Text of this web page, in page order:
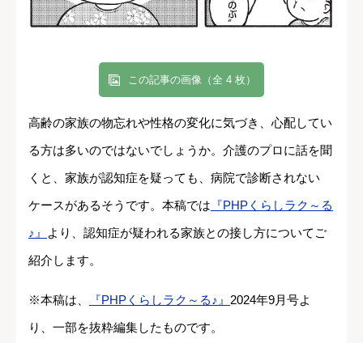
この記事の画像（全 4 枚）
高齢の家族の物忘れや性格の変化に気づき、心配してい
る方は多いのではないでしょうか。介護のプロに話を聞
くと、家族が認知症を疑っても、病院で診断されない
ケースがあるそうです。本稿では 『PHPくらしラク～る
♪』
より、認知症が疑われる家族との接し方についてご
紹介します。
※本稿は、 『PHPくらしラク～る♪』 2024年9月号よ
り、一部を抜粋編集したものです。